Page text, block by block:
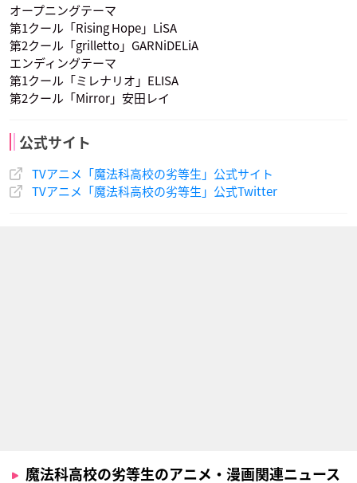
市原鈴音
声優：中原麻衣
中条あずさ
声優：小笠原早紀
桐原武明 一条将輝 吉祥寺真紅郎
オープニングテーマ
第1クール「Rising Hope」LiSA
第2クール「grilletto」GARNiDELiA
エンディングテーマ
第1クール「ミレナリオ」ELISA
第2クール「Mirror」安田レイ
公式サイト
TVアニメ「魔法科高校の劣等生」公式サイト
TVアニメ「魔法科高校の劣等生」公式Twitter
魔法科高校の劣等生のアニメ・漫画関連ニュース